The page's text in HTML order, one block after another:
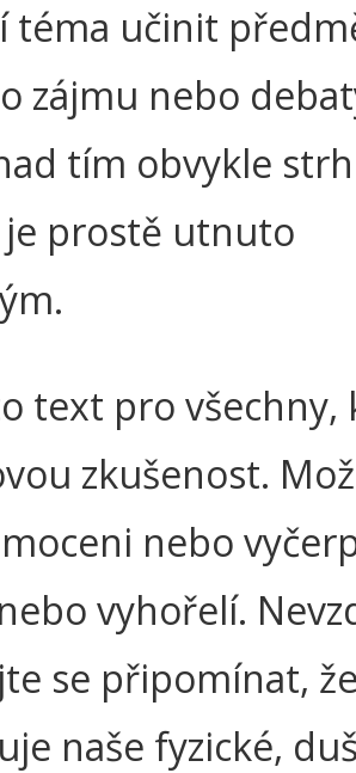
téma učinit
zájmu nebo
tím obvykle
je prostě utnuto
text pro všechny,
zkušenost.
nebo
vyhořelí.
se připomínat,
naše fyzické,